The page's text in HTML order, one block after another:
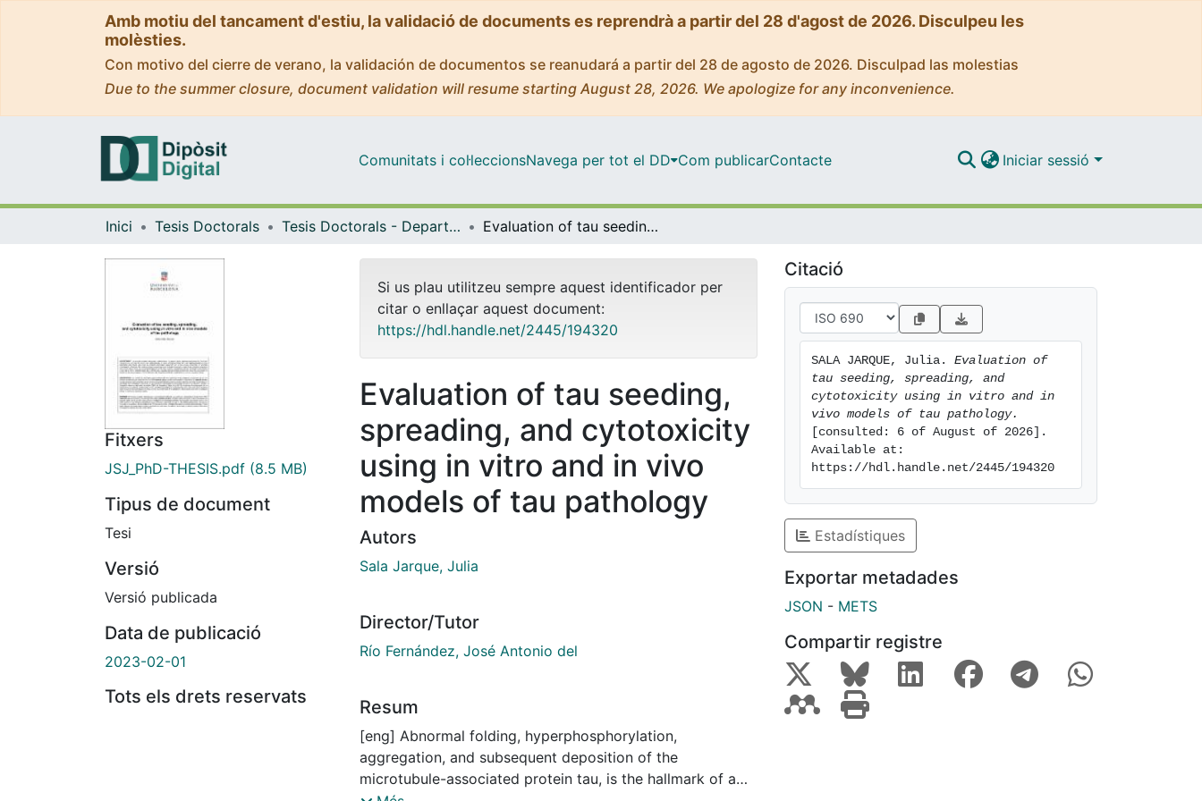
Amb motiu del tancament d'estiu, la validació de documents es reprendrà a partir del 28 d'agost de 2026. Disculpeu les
molèsties.
Con motivo del cierre de verano, la validación de documentos se reanudará a partir del 28 de agosto de 2026. Disculpad las molestias
Due to the summer closure, document validation will resume starting August 28, 2026. We apologize for any inconvenience.
Comunitats i col·leccionsNavega per tot el DD Com publicarContacte Iniciar sessió
Inici Tesis Doctorals Tesis Doctorals - Departament - Biologia Cel·lular, Fisiologia i Immunologia Evaluation of tau seeding, spreading, and cytotoxicity using in vitro and in vivo models of tau pathology
Fitxers
JSJ_PhD-THESIS.pdf (8.5 MB)
Tipus de document
Tesi
Versió
Versió publicada
Data de publicació
2023-02-01
Tots els drets reservats
Si us plau utilitzeu sempre aquest identificador per
citar o enllaçar aquest document:
https://hdl.handle.net/2445/194320
Evaluation of tau seeding,
spreading, and cytotoxicity
using in vitro and in vivo
models of tau pathology
Autors
Sala Jarque, Julia
Director/Tutor
Río Fernández, José Antonio del
Resum
[eng] Abnormal folding, hyperphosphorylation,
aggregation, and subsequent deposition of the
microtubule-associated protein tau, is the hallmark of a
Citació
SALA JARQUE, Julia. Evaluation of
tau seeding, spreading, and
cytotoxicity using in vitro and in
vivo models of tau pathology.
[consulted: 6 of August of 2026].
Available at:
https://hdl.handle.net/2445/194320
Estadístiques
Exportar metadades
JSON - METS
Compartir registre